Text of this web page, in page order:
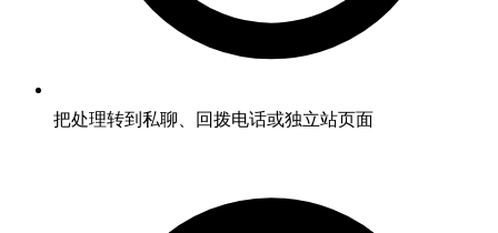
把处理转到私聊、回拨电话或独立站页面